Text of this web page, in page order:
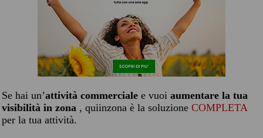
Se hai un’attività commerciale e vuoi aumentare la tua
visibilità in zona , quiinzona è la soluzione COMPLETA
per la tua attività.